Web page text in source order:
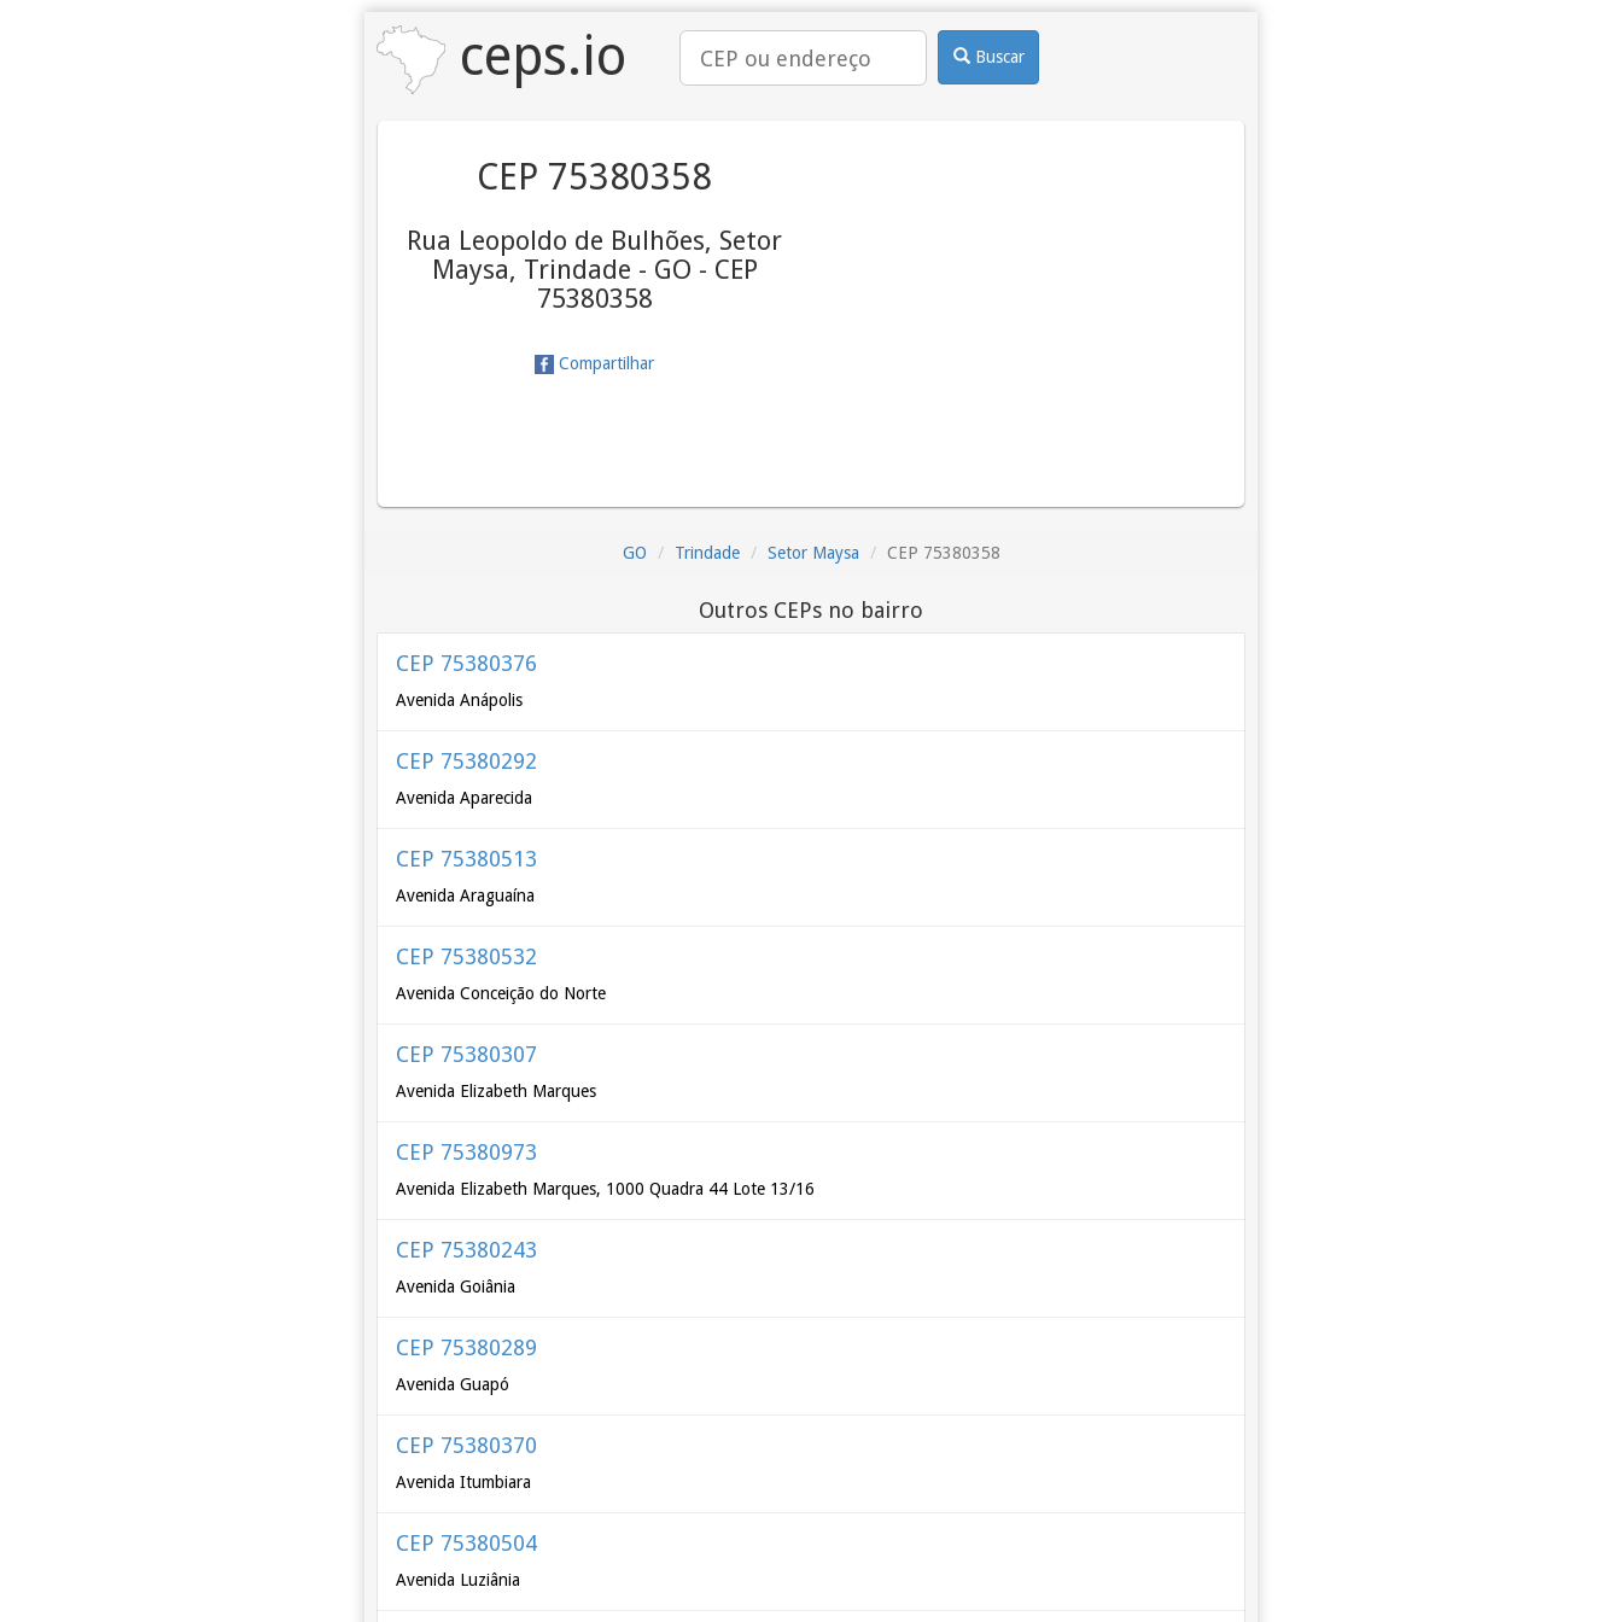
ceps.io Buscar
CEP 75380358
Rua Leopoldo de Bulhões, Setor
Maysa, Trindade - GO - CEP
75380358
Compartilhar
GO Trindade Setor Maysa CEP 75380358
Outros CEPs no bairro
CEP 75380376
Avenida Anápolis
CEP 75380292
Avenida Aparecida
CEP 75380513
Avenida Araguaína
CEP 75380532
Avenida Conceição do Norte
CEP 75380307
Avenida Elizabeth Marques
CEP 75380973
Avenida Elizabeth Marques, 1000 Quadra 44 Lote 13/16
CEP 75380243
Avenida Goiânia
CEP 75380289
Avenida Guapó
CEP 75380370
Avenida Itumbiara
CEP 75380504
Avenida Luziânia